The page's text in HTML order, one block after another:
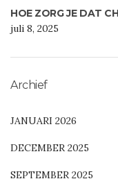
HOE ZORG JE DAT
juli 8, 2025
Archief
JANUARI 2026
DECEMBER 2025
SEPTEMBER 2025